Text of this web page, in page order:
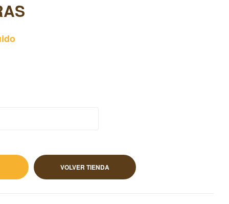
VOLVER TIENDA